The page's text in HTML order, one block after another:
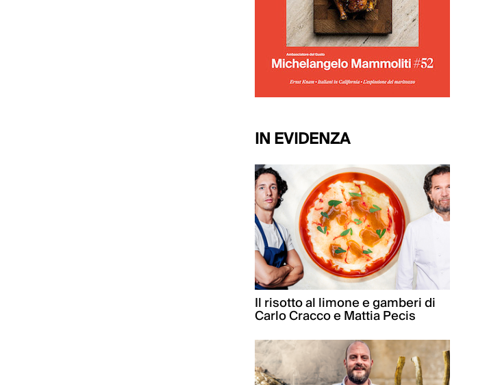
IN EVIDENZA
Il risotto al limone e gamberi di
Carlo Cracco e Mattia Pecis